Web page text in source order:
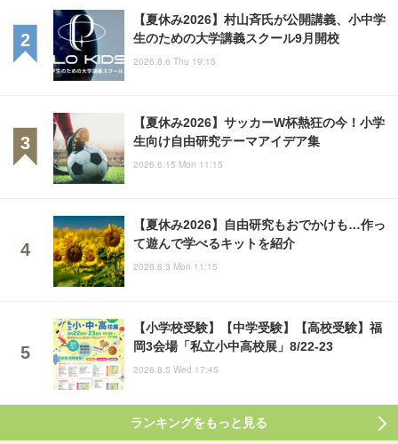
【夏休み2026】村山斉氏が公開講義、小中学
生のための大学講義スクール9月開校
2026.8.6 Thu 19:15
【夏休み2026】サッカーW杯熱狂の今！小学
生向け自由研究テーマアイデア集
2026.6.15 Mon 11:15
【夏休み2026】自由研究もおでかけも…作っ
て遊んで学べるキットを紹介
2026.8.3 Mon 11:15
【小学校受験】【中学受験】【高校受験】福
岡3会場「私立小中高校展」8/22-23
2026.8.5 Wed 17:45
ランキングをもっと見る